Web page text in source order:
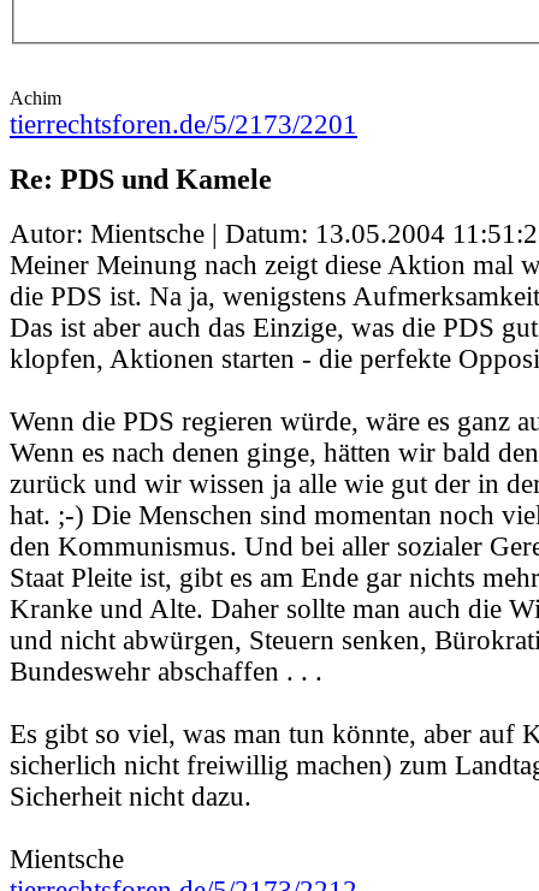
Achim
tierrechtsforen.de/5/2173/2201
Re: PDS und Kamele
Autor: Mientsche | Datum: 13.05.2004
Meiner Meinung nach zeigt diese Aktion mal
die PDS ist. Na ja, wenigstens
Das ist aber auch das Einzige, was die PDS
klopfen, Aktionen starten - die perfekte
Wenn die PDS regieren würde, wäre es ganz
Wenn es nach denen ginge, hätten wir bald
zurück und wir wissen ja alle wie gut der in
hat. ;-) Die Menschen sind momentan noch
den Kommunismus. Und bei aller sozialer
Staat Pleite ist, gibt es am Ende gar nichts
Kranke und Alte. Daher sollte man auch die
und nicht abwürgen, Steuern senken,
Bundeswehr abschaffen . . .
Es gibt so viel, was man tun könnte, aber auf
sicherlich nicht freiwillig machen) zum
Sicherheit nicht dazu.
Mientsche